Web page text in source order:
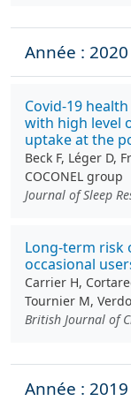
Année : 2020
Covid‐19
with high level
uptake at the
Beck F, Léger D,
COCONEL group
Journal of Sleep
Long‐term
occasional
Carrier H,
Tournier M,
British Journal of
Année : 2019